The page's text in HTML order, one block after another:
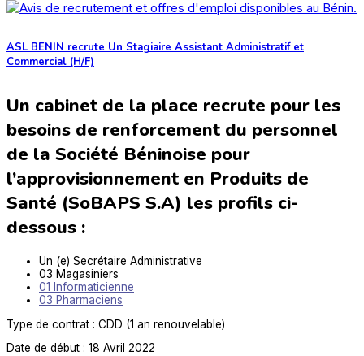
ASL BENIN recrute Un Stagiaire Assistant Administratif et
Commercial (H/F)
Un cabinet de la place recrute pour les
besoins de renforcement du personnel
de la Société Béninoise pour
l’approvisionnement en Produits de
Santé (SoBAPS S.A) les profils ci-
dessous :
Un (e) Secrétaire Administrative
03 Magasiniers
01 Informaticienne
03 Pharmaciens
Type de contrat : CDD (1 an renouvelable)
Date de début : 18 Avril 2022